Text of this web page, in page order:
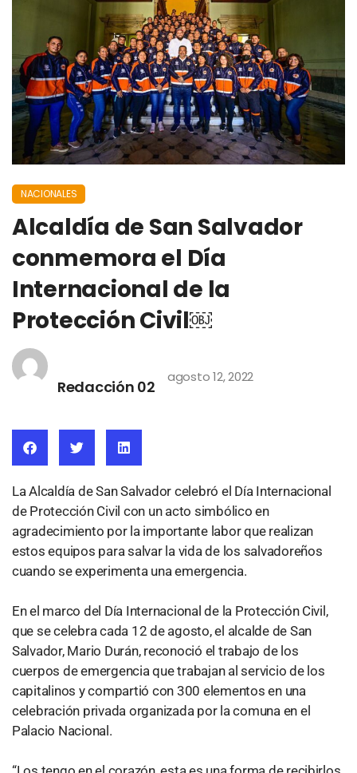
NACIONALES
Alcaldía de San Salvador
conmemora el Día
Internacional de la
Protección Civil￼
Redacción 02
agosto 12, 2022
La Alcaldía de San Salvador celebró el Día Internacional
de Protección Civil con un acto simbólico en
agradecimiento por la importante labor que realizan
estos equipos para salvar la vida de los salvadoreños
cuando se experimenta una emergencia.
En el marco del Día Internacional de la Protección Civil,
que se celebra cada 12 de agosto, el alcalde de San
Salvador, Mario Durán, reconoció el trabajo de los
cuerpos de emergencia que trabajan al servicio de los
capitalinos y compartió con 300 elementos en una
celebración privada organizada por la comuna en el
Palacio Nacional.